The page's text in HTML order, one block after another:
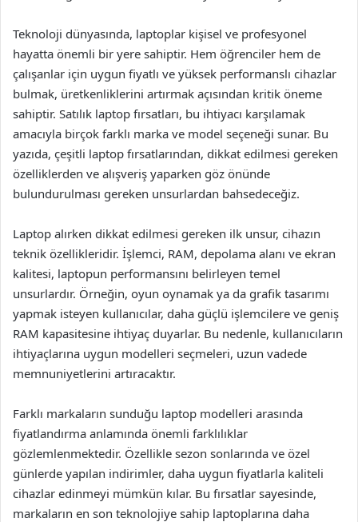
Teknoloji dünyasında, laptoplar kişisel ve profesyonel
hayatta önemli bir yere sahiptir. Hem öğrenciler hem de
çalışanlar için uygun fiyatlı ve yüksek performanslı cihazlar
bulmak, üretkenliklerini artırmak açısından kritik öneme
sahiptir. Satılık laptop fırsatları, bu ihtiyacı karşılamak
amacıyla birçok farklı marka ve model seçeneği sunar. Bu
yazıda, çeşitli laptop fırsatlarından, dikkat edilmesi gereken
özelliklerden ve alışveriş yaparken göz önünde
bulundurulması gereken unsurlardan bahsedeceğiz.
Laptop alırken dikkat edilmesi gereken ilk unsur, cihazın
teknik özellikleridir. İşlemci, RAM, depolama alanı ve ekran
kalitesi, laptopun performansını belirleyen temel
unsurlardır. Örneğin, oyun oynamak ya da grafik tasarımı
yapmak isteyen kullanıcılar, daha güçlü işlemcilere ve geniş
RAM kapasitesine ihtiyaç duyarlar. Bu nedenle, kullanıcıların
ihtiyaçlarına uygun modelleri seçmeleri, uzun vadede
memnuniyetlerini artıracaktır.
Farklı markaların sunduğu laptop modelleri arasında
fiyatlandırma anlamında önemli farklılıklar
gözlemlenmektedir. Özellikle sezon sonlarında ve özel
günlerde yapılan indirimler, daha uygun fiyatlarla kaliteli
cihazlar edinmeyi mümkün kılar. Bu fırsatlar sayesinde,
markaların en son teknolojiye sahip laptoplarına daha